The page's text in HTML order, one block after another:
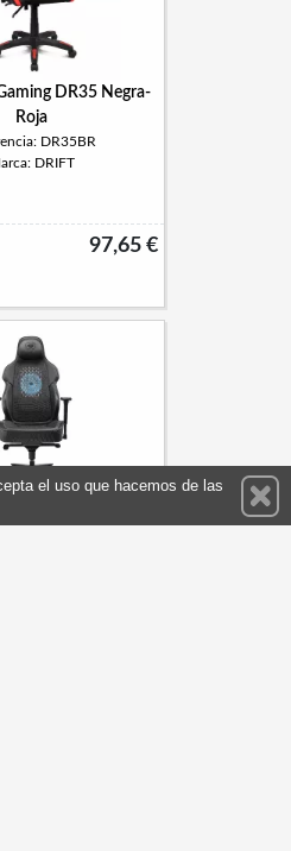
DR35 Negra-
Roja
DR35BR
DRIFT
97,65 €
el uso que hacemos de las